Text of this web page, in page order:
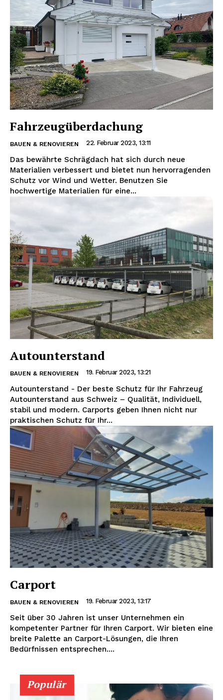
Fahrzeugüberdachung
BAUEN & RENOVIEREN 22. Februar 2023, 13:11
Das bewährte Schrägdach hat sich durch neue
Materialien verbessert und bietet nun hervorragenden
Schutz vor Wind und Wetter. Benutzen Sie
hochwertige Materialien für eine...
Autounterstand
BAUEN & RENOVIEREN 19. Februar 2023, 13:21
Autounterstand - Der beste Schutz für Ihr Fahrzeug
Autounterstand aus Schweiz – Qualität, Individuell,
stabil und modern. Carports geben Ihnen nicht nur
praktischen Schutz für Ihr...
Carport
BAUEN & RENOVIEREN 19. Februar 2023, 13:17
Seit über 30 Jahren ist unser Unternehmen ein
kompetenter Partner für Ihren Carport. Wir bieten eine
breite Palette an Carport-Lösungen, die Ihren
Bedürfnissen entsprechen....
Populär